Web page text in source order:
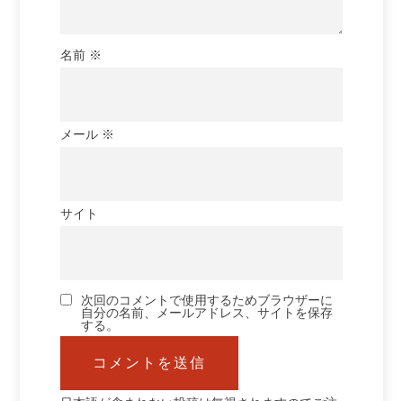
名前 ※
メール ※
サイト
次回のコメントで使用するためブラウザーに
自分の名前、メールアドレス、サイトを保存
する。